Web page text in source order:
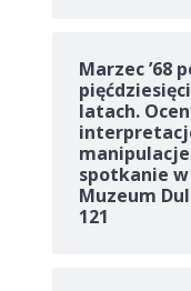
Marzec ’68
latach.
spotkanie w
Muzeum
121